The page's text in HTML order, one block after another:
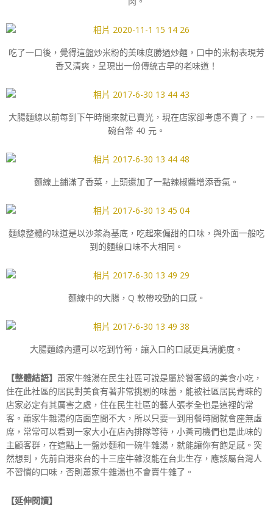
吃了一口後，覺得這盤炒米粉的美味度勝過炒麵，口中的米粉表現芳
香又清爽，呈現出一份傳統古早的老味道！
大腸麵線以前每到下午時間來就已賣光，現在店家卻考慮不賣了，一
碗台幣 40 元。
麵線上鋪滿了香菜，上頭還加了一點辣椒醬增添香氣。
麵線整體的味道是以沙茶為基底，吃起來偏甜的口味，與外面一般吃
到的麵線口味不大相同。
麵線中的大腸，Q 軟帶咬勁的口感。
大腸麵線內還可以吃到竹筍，讓入口的口感更具清脆度。
【整體結語】 蕭家牛雜湯在民生社區可說是屬於饕客級的美食小吃，
住在此社區的居民對美食有著非常挑剔的味蕾，能被社區居民青睞的
店家必定有其厲害之處，住在民生社區的藝人張孝全也是這裡的常
客。蕭家牛雜湯的店面空間不大，所以只要一到用餐時間就會座無虛
席，常常可以看到一家大小在店內排隊等待，小黃司機們也是此味的
主顧客群，在這點上一盤炒麵和一碗牛雜湯，就能讓你有飽足感。突
然想到，先前自港來台的十三座牛雜沒能在台北生存，應該屬台灣人
不習慣的口味，否則蕭家牛雜湯也不會賣牛雜了。
【延伸閱讀】